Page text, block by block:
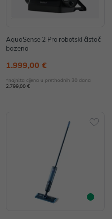
AquaSense 2 Pro robotski čistač
bazena
1.999,00 €
*najniža cijena u prethodnih 30 dana
2.799,00 €